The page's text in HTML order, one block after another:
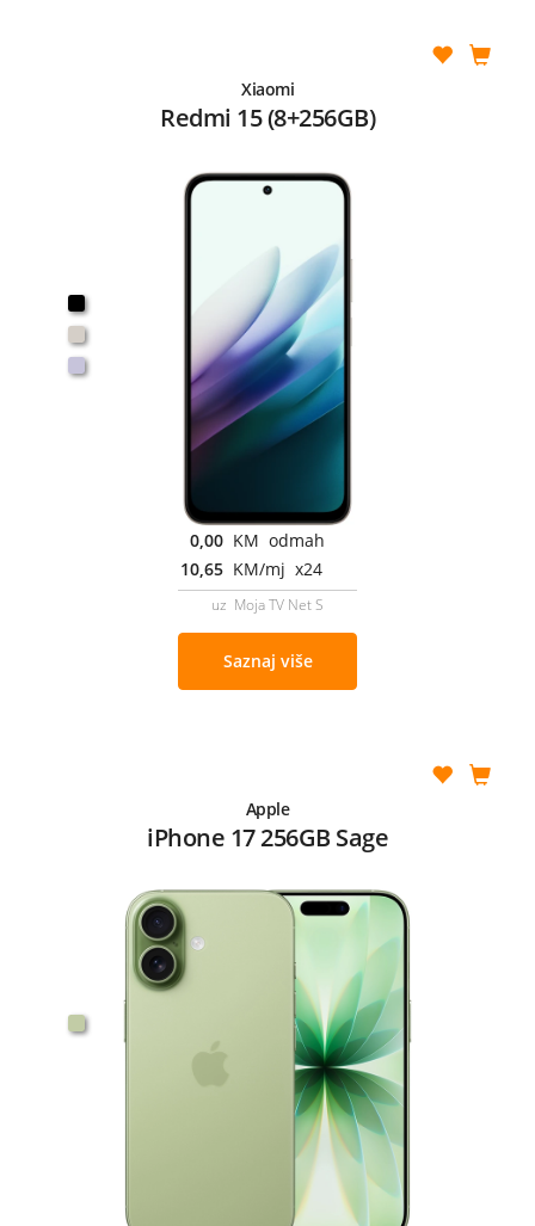
Xiaomi
Redmi 15 (8+256GB)
0,00 KM odmah
10,65 KM/mj x24
uz Moja TV Net S
Saznaj više
Apple
iPhone 17 256GB Sage